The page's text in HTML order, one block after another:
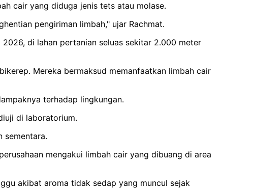
cair yang diduga jenis tets atau molase.
pengiriman limbah," ujar Rachmat.
di lahan pertanian seluas sekitar 2.000 meter
Mereka bermaksud memanfaatkan limbah cair
terhadap lingkungan.
di laboratorium.
sementara.
mengakui limbah cair yang dibuang di area
akibat aroma tidak sedap yang muncul sejak